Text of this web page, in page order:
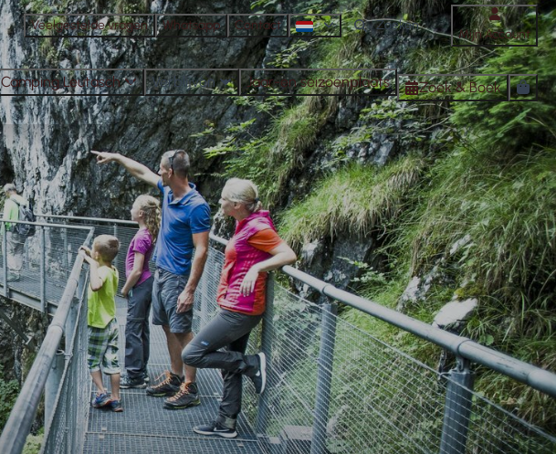
Veelgestelde vragen Whatsapp Contact
Mijn Account
Camping Leutasch Verblijven Jaar-en seizoenplaats Zoek & Boek